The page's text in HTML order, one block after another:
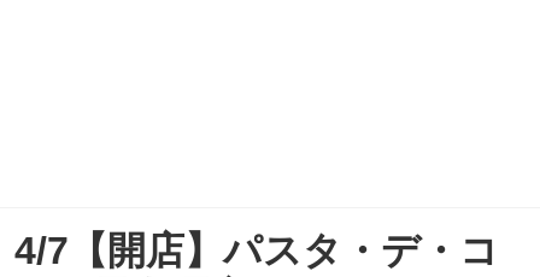
4/7【開店】パスタ・デ・コ